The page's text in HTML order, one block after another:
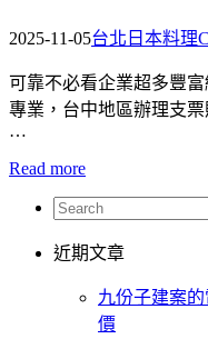
2025-11-05台北日本料理
可靠不必看企業超多豐
專業，台中地區辦理支
…
Read more
近期文章
九份子建案
價